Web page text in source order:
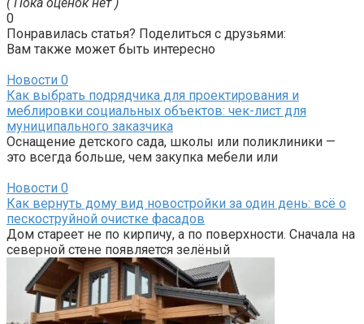
( Пока оценок нет )
0
Понравилась статья? Поделиться с друзьями:
Вам также может быть интересно
Новости 0
Как выбрать подрядчика для проектирования и
меблировки социальных объектов: чек-лист для
муниципального заказчика
Оснащение детского сада, школы или поликлиники —
это всегда больше, чем закупка мебели или
Новости 0
Как вернуть дому вид новостройки за один день: всё о
пескоструйной очистке фасадов
Дом стареет не по кирпичу, а по поверхности. Сначала на
северной стене появляется зелёный